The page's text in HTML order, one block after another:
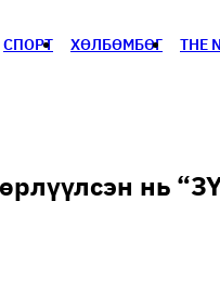
СПОРТ ХӨЛБӨМБӨГ THE
нь